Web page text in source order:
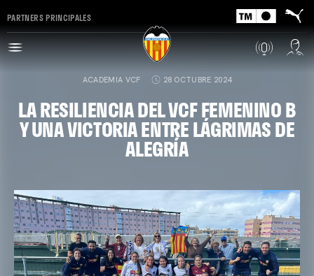
PARTNERS PRINCIPALES
ACADEMIA VCF 28 OCTUBRE 2024
LA RESILIENCIA DEL VCF FEMENINO B
Y UNA VICTORIA ENTRE LÁGRIMAS DE
ALEGRÍA